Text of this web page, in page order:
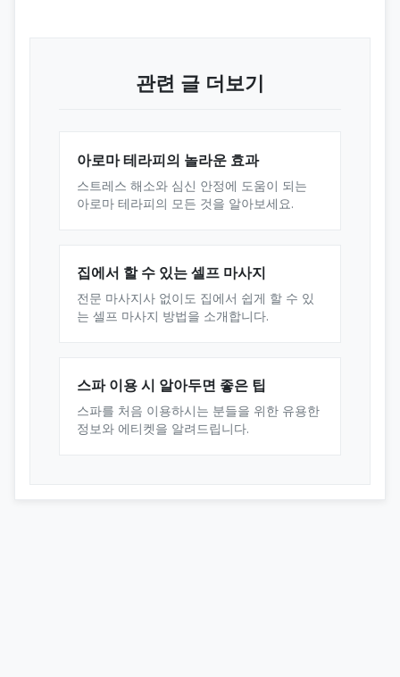
관련 글 더보기
아로마 테라피의 놀라운 효과
스트레스 해소와 심신 안정에 도움이 되는
아로마 테라피의 모든 것을 알아보세요.
집에서 할 수 있는 셀프 마사지
전문 마사지사 없이도 집에서 쉽게 할 수 있
는 셀프 마사지 방법을 소개합니다.
스파 이용 시 알아두면 좋은 팁
스파를 처음 이용하시는 분들을 위한 유용한
정보와 에티켓을 알려드립니다.